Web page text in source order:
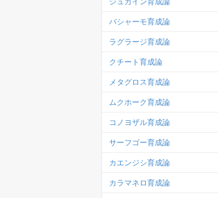
バシャーモ育成論
ラグラージ育成論
クチート育成論
メタグロス育成論
ムクホーク育成論
コノヨザル育成論
サーフゴー育成論
カエンジシ育成論
カラマネロ育成論